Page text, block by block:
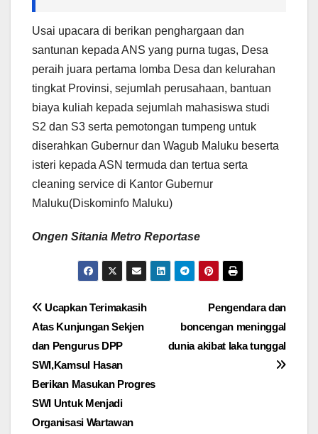
Usai upacara di berikan penghargaan dan
santunan kepada ANS yang purna tugas, Desa
peraih juara pertama lomba Desa dan kelurahan
tingkat Provinsi, sejumlah perusahaan, bantuan
biaya kuliah kepada sejumlah mahasiswa studi
S2 dan S3 serta pemotongan tumpeng untuk
diserahkan Gubernur dan Wagub Maluku beserta
isteri kepada ASN termuda dan tertua serta
cleaning service di Kantor Gubernur
Maluku(Diskominfo Maluku)
Ongen Sitania Metro Reportase
Navigasi
pos
Pengendara dan
boncengan meninggal
dunia akibat laka tunggal
Ucapkan Terimakasih
Atas Kunjungan Sekjen
dan Pengurus DPP
SWI,Kamsul Hasan
Berikan Masukan Progres
SWI Untuk Menjadi
Organisasi Wartawan